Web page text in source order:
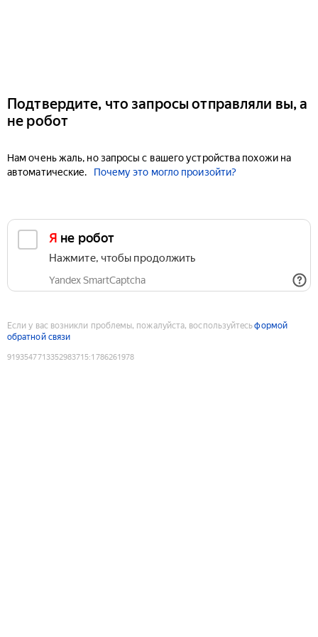
Подтвердите, что запросы отправляли вы, а
не робот
Нам очень жаль, но запросы с вашего устройства похожи на
автоматические.
Почему это могло произойти?
Я не робот
Нажмите, чтобы продолжить
Yandex SmartCaptcha
Если у вас возникли проблемы, пожалуйста, воспользуйтесьформой
обратной связи
9193547713352983715:1786261978